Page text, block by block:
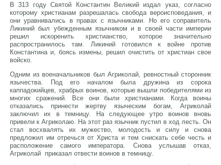
В 313 году Святой Константин Великий издал указ, согласно
которому христианам разрешалась свобода вероисповедания, и
они уравнивались в правах с язычниками. Но его соправитель
Ликиний был убежденным язычником и в своей части империи
решил искоренить христианство, которое значительно
распространилось там. Ликиний готовился к войне против
Константина и, боясь измены, решил очистить от христиан свое
войско.
Одним из военачальников был Агриколай, ревностный сторонник
язычества. Под его началом была дружина из сорока
каппадокийцев, храбрых воинов, которые вышли победителями из
многих сражений. Все они были христианами. Когда воины
отказались принести жертву языческим богам, Агриколай
заключил их в темницу. На следующее утро воинов вновь
привели к Агриколаю. На этот раз язычник пустил в ход лесть. Он
стал восхвалять их мужество, молодость и силу и снова
предложил им отречься от Христа и тем снискать себе честь и
расположение самого императора. Снова услышав отказ,
Агриколай приказал отвести воинов в темницу.